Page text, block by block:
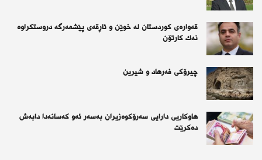
قەوارەی كوردستان لە خوێن و ئاڕقەی پێشمەرگە دروستكراوە
نەك كارتۆن
چیرۆكی فەرهاد و شیرین
هاوکاریی دارایی سەرۆکوەزیران بەسەر ئەو كەسانەدا دابەش
دەکرێت